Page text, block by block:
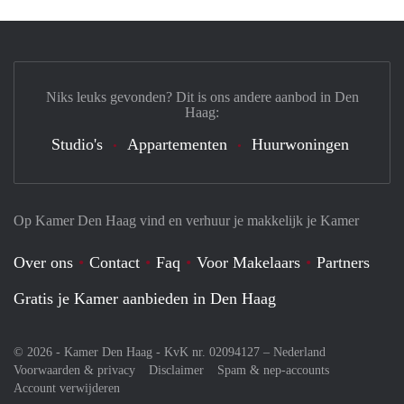
Op Kamer Den Haag vind en verhuur je makkelijk je Kamer
Over ons Contact Faq Voor Makelaars
Partners
Gratis je Kamer aanbieden in Den Haag
© 2026 - Kamer Den Haag - KvK nr. 02094127 – Nederland
Voorwaarden & privacy
Disclaimer
Spam & nep-accounts
Account verwijderen
Niks leuks gevonden? Dit is ons andere aanbod in Den
Haag:
Studio's Appartementen Huurwoningen